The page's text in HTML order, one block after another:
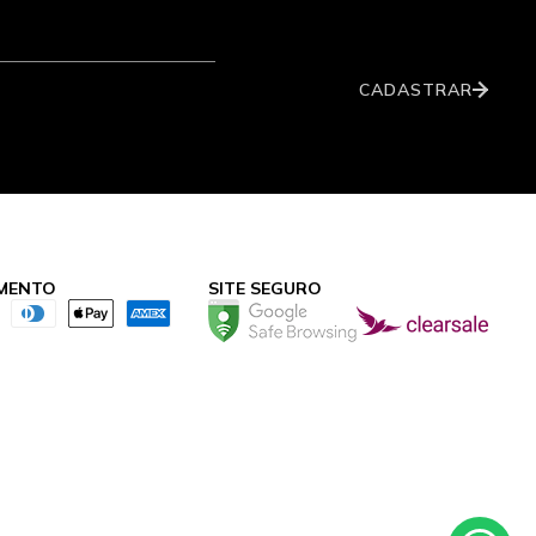
CADASTRAR
SITE SEGURO